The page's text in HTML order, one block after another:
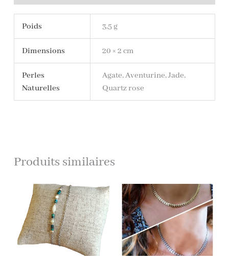
Poids 3,5 g
Dimensions 20 × 2 cm
Perles
Naturelles
Agate, Aventurine, Jade,
Quartz rose
Produits similaires